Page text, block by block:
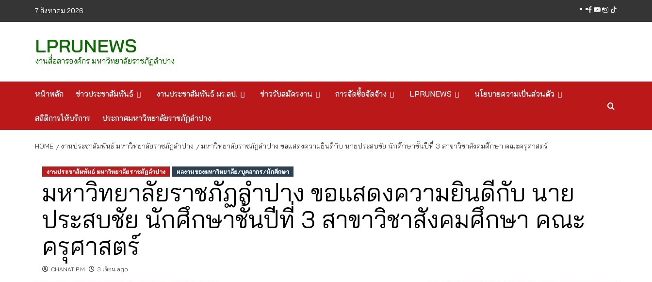
7 สิงหาคม 2026 facebook
youtube
instagram
tiktok
LPRUNEWS
งานสื่อสารองค์กร มหาวิทยาลัยราชภัฏลำปาง
หน้าหลัก ข่าวประชาสัมพันธ์ งานประชาสัมพันธ์ มร.ลป. ข่าวรับสมัครงาน การจัดซื้อจัดจ้าง LPRUNEWS นโยบายความเป็นส่วนตัว
สถิติการให้บริการ ประกาศมหาวิทยาลัยราชภัฏลำปาง
HOME งานประชาสัมพันธ์ มหาวิทยาลัยราชภัฏลำปาง มหาวิทยาลัยราชภัฏลำปาง ขอแสดงความยินดีกับ นายประสบชัย นักศึกษาชั้นปีที่ 3 สาขาวิชาสังคมศึกษา คณะครุศาสตร์
งานประชาสัมพันธ์ มหาวิทยาลัยราชภัฏลำปาง ผลงานของมหาวิทยาลัย/บุคลากร/นักศึกษา
มหาวิทยาลัยราชภัฏลำปาง ขอแสดงความยินดีกับ นาย
ประสบชัย นักศึกษาชั้นปีที่ 3 สาขาวิชาสังคมศึกษา คณะ
ครุศาสตร์
CHANATIP.M 3 เดือน ago